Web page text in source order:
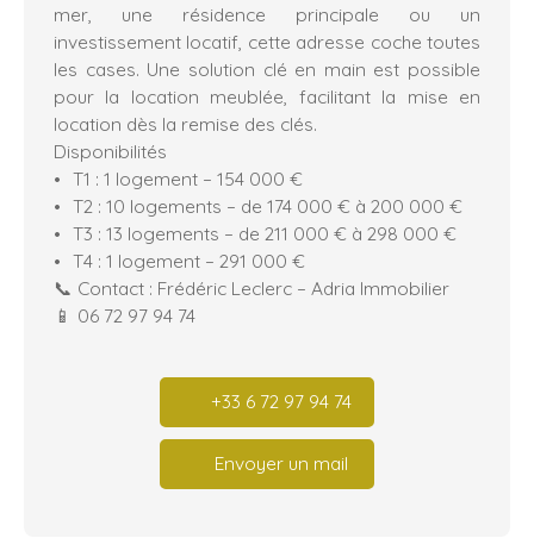
mer, une résidence principale ou un
investissement locatif, cette adresse coche toutes
les cases. Une solution clé en main est possible
pour la location meublée, facilitant la mise en
location dès la remise des clés.
Disponibilités
T1 : 1 logement – 154 000 €
T2 : 10 logements – de 174 000 € à 200 000 €
T3 : 13 logements – de 211 000 € à 298 000 €
T4 : 1 logement – 291 000 €
📞 Contact : Frédéric Leclerc – Adria Immobilier
📱 06 72 97 94 74
+33 6 72 97 94 74
Envoyer un mail